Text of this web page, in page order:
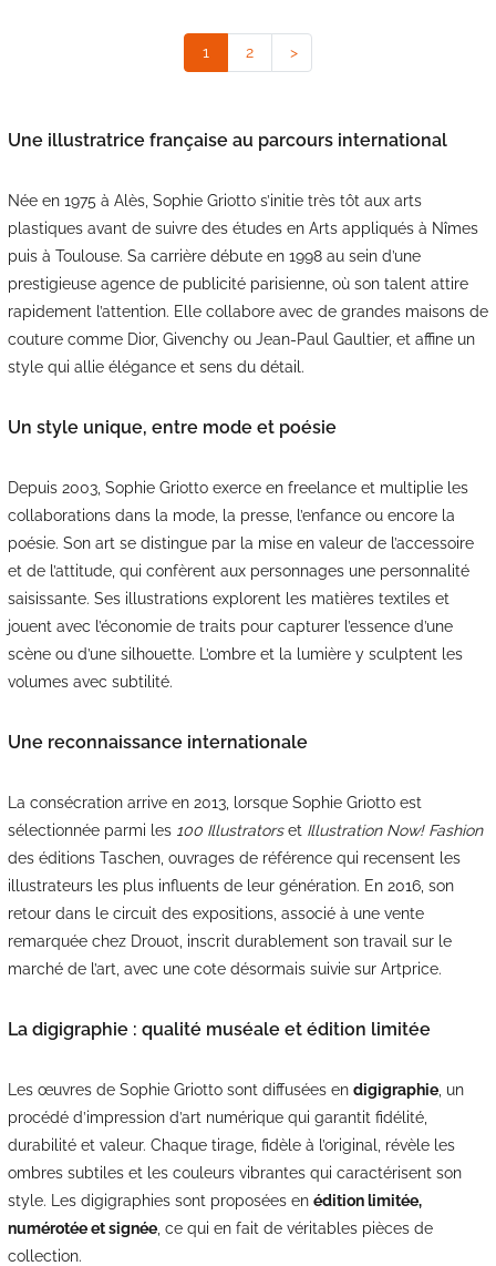
1 (current)
2 >
Une illustratrice française au parcours international
Née en 1975 à Alès, Sophie Griotto s’initie très tôt aux arts
plastiques avant de suivre des études en Arts appliqués à Nîmes
puis à Toulouse. Sa carrière débute en 1998 au sein d’une
prestigieuse agence de publicité parisienne, où son talent attire
rapidement l’attention. Elle collabore avec de grandes maisons de
couture comme Dior, Givenchy ou Jean-Paul Gaultier, et affine un
style qui allie élégance et sens du détail.
Un style unique, entre mode et poésie
Depuis 2003, Sophie Griotto exerce en freelance et multiplie les
collaborations dans la mode, la presse, l’enfance ou encore la
poésie. Son art se distingue par la mise en valeur de l’accessoire
et de l’attitude, qui confèrent aux personnages une personnalité
saisissante. Ses illustrations explorent les matières textiles et
jouent avec l’économie de traits pour capturer l’essence d’une
scène ou d’une silhouette. L’ombre et la lumière y sculptent les
volumes avec subtilité.
Une reconnaissance internationale
La consécration arrive en 2013, lorsque Sophie Griotto est
sélectionnée parmi les 100 Illustratorset Illustration Now! Fashion
des éditions Taschen, ouvrages de référence qui recensent les
illustrateurs les plus influents de leur génération. En 2016, son
retour dans le circuit des expositions, associé à une vente
remarquée chez Drouot, inscrit durablement son travail sur le
marché de l’art, avec une cote désormais suivie sur Artprice.
La digigraphie : qualité muséale et édition limitée
Les œuvres de Sophie Griotto sont diffusées en digigraphie, un
procédé d’impression d’art numérique qui garantit fidélité,
durabilité et valeur. Chaque tirage, fidèle à l’original, révèle les
ombres subtiles et les couleurs vibrantes qui caractérisent son
style. Les digigraphies sont proposées en édition limitée,
numérotée et signée, ce qui en fait de véritables pièces de
collection.